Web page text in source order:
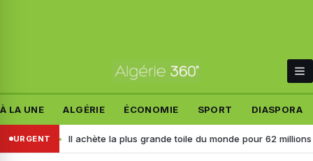
À LA UNE ALGÉRIE ÉCONOMIE SPORT DIASPORA
URGENT
Il achète la plus grande toile du monde pour 62 millions $ : un